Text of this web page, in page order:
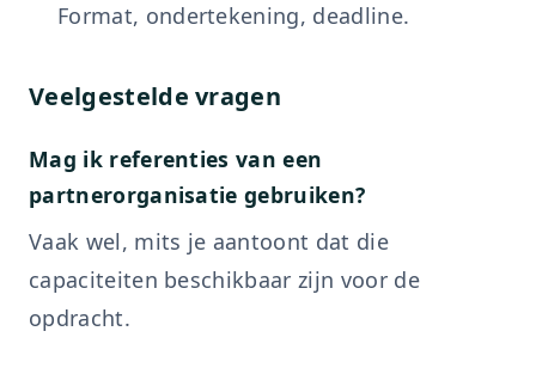
Format, ondertekening, deadline.
Veelgestelde vragen
Mag ik referenties van een
partnerorganisatie gebruiken?
Vaak wel, mits je aantoont dat die
capaciteiten beschikbaar zijn voor de
opdracht.